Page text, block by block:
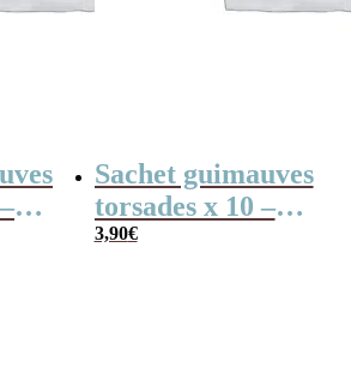
Sachet guimauves
torsades x 10 –
Bisounours
3,90€